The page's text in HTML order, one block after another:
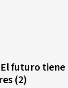
futuro
(2)